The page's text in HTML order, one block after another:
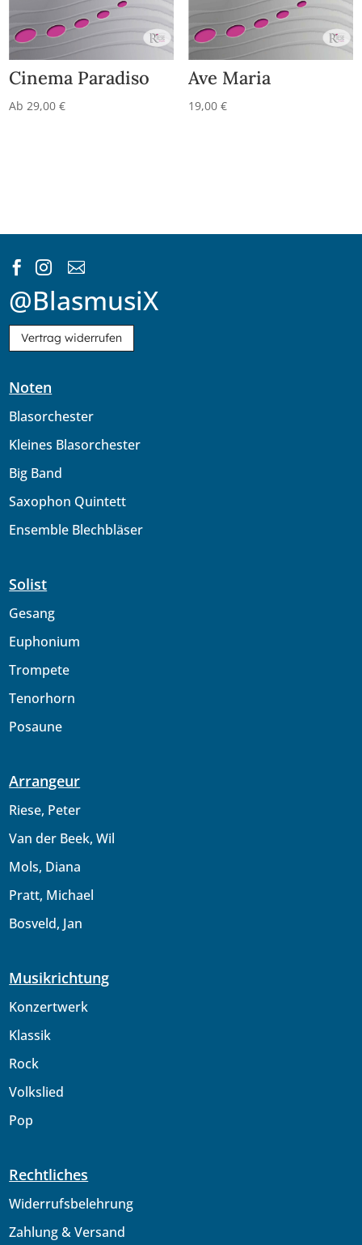
Cinema Paradiso
Ab 29,00€
Ave Maria
19,00 €
  
@BlasmusiX
Vertrag widerrufen
Noten
Blasorchester
Kleines Blasorchester
Big Band
Saxophon Quintett
Ensemble Blechbläser
Solist
Gesang
Euphonium
Trompete
Tenorhorn
Posaune
Arrangeur
Riese, Peter
Van der Beek, Wil
Mols, Diana
Pratt, Michael
Bosveld, Jan
Musikrichtung
Konzertwerk
Klassik
Rock
Volkslied
Pop
Rechtliches
Widerrufsbelehrung
Zahlung & Versand